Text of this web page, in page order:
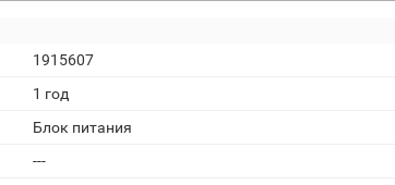
1915607
1 год
Блок питания
---